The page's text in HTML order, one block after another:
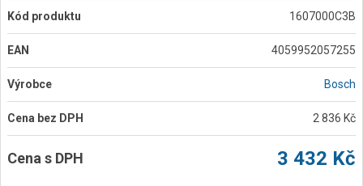
Kód produktu 1607000C3B
EAN 4059952057255
Výrobce Bosch
Cena bez DPH 2 836 Kč
Cena s DPH 3 432 Kč